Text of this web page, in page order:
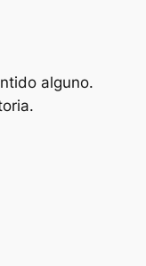
alguno.